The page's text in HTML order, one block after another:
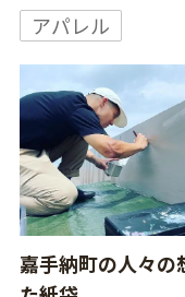
アパレル
嘉手納町の人々の